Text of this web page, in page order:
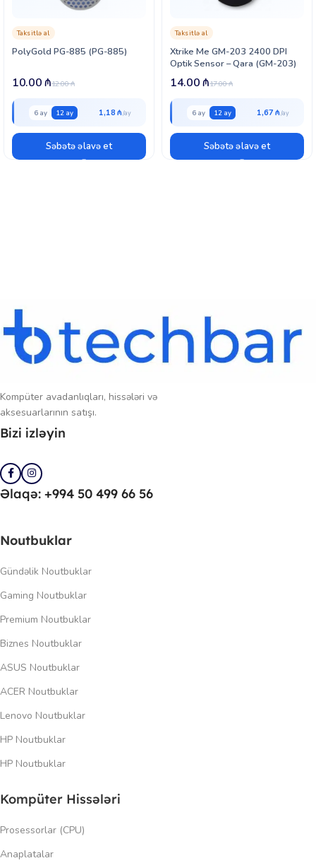
PolyGold PG-885 (PG-885)
Taksitlə al
12.00₼
10.00₼
6 ay 12 ay 1,18 ₼
Səbətə əlavə et
Xtrike Me GM-203 2400 DPI
Optik Sensor – Qara (GM-203)
Taksitlə al
17.00₼
14.00₼
6 ay 12 ay 1,67 ₼
Səbətə əlavə et
Kompüter avadanlıqları, hissələri və
aksesuarlarının satışı.
Bizi izləyin
Əlaqə: +994 50 499 66 56
Noutbuklar
Gündəlik Noutbuklar
Gaming Noutbuklar
Premium Noutbuklar
Biznes Noutbuklar
ASUS Noutbuklar
ACER Noutbuklar
Lenovo Noutbuklar
HP Noutbuklar
HP Noutbuklar
Kompüter Hissələri
Prosessorlar (CPU)
Anaplatalar